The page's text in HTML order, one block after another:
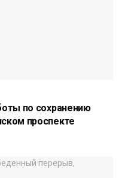
по сохранению
проспекте